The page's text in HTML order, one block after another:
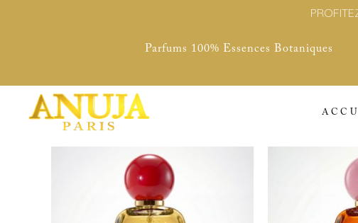
Parfums 100% Essences Botaniques